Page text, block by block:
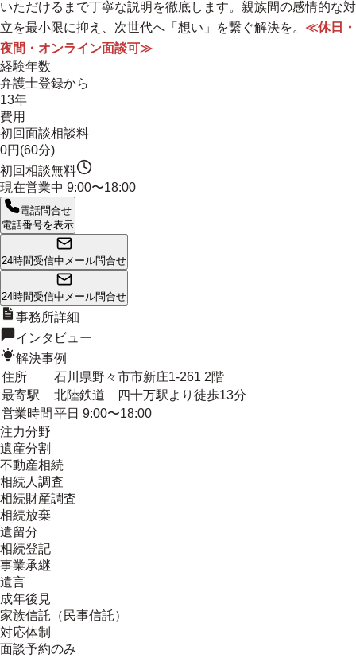
いただけるまで丁寧な説明を徹底します。 親族間の感情的な対
立を最小限に抑え、次世代へ「想い」を繋ぐ解決を。 ≪休日・
夜間・オンライン面談可≫
経験年数
弁護士登録から
13年
費用
初回面談相談料
0円(60分)
初回相談無料
現在営業中 9:00〜18:00
電話問合せ
電話番号を表示
24時間受信中 メール問合せ
24時間受信中 メール問合せ
事務所詳細
インタビュー
解決事例
住所
石川県野々市市新庄1-261 2階
最寄駅
北陸鉄道 四十万駅より徒歩13分
営業時間 平日 9:00〜18:00
注力分野
遺産分割
不動産相続
相続人調査
相続財産調査
相続放棄
遺留分
相続登記
事業承継
遺言
成年後見
家族信託（民事信託）
対応体制
面談予約のみ